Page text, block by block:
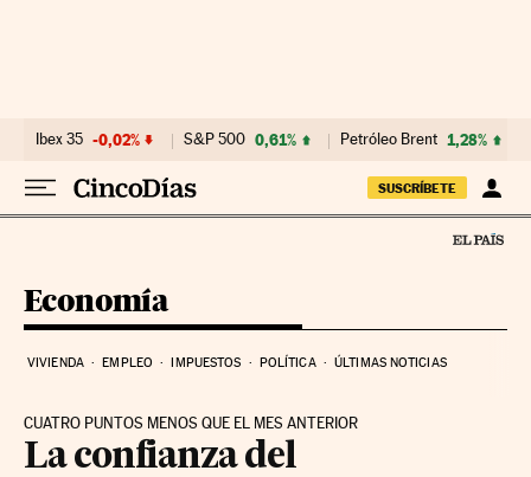
Ibex 35 -0,02% S&P 500 0,61% Petróleo Brent 1,28%
SUSCRÍBETE
Economía
VIVIENDA EMPLEO IMPUESTOS POLÍTICA ÚLTIMAS NOTICIAS
CUATRO PUNTOS MENOS QUE EL MES ANTERIOR
La confianza del